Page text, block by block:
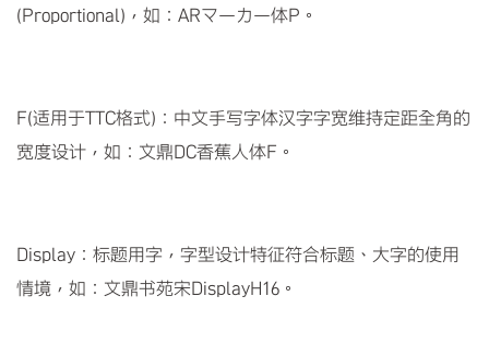
(Proportional)，如：ARマーカー体P。
F(适用于TTC格式)：中文手写字体汉字字宽维持定距全角的
宽度设计，如：文鼎DC香蕉人体F。
Display：标题用字，字型设计特征符合标题、大字的使用
情境，如：文鼎书苑宋DisplayH16。